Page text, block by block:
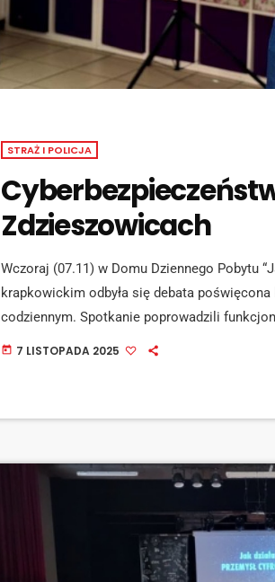
STRAŻ I POLICJA
Zdzieszowicach
Wczoraj (07.11) w Domu Dziennego Pobytu
krapkowickim odbyła się debata
codziennym. Spotkanie poprowadzili
Krapkowicach i Komisariatu Policji w
today 7 LISTOPADA 2025